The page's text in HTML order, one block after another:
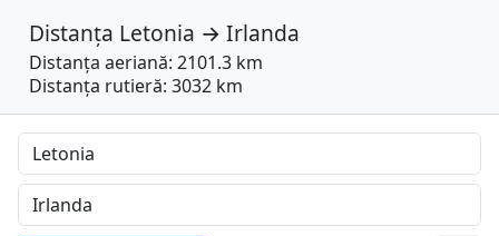
Distanța Letonia → Irlanda
Distanța aeriană: 2101.3 km
Distanța rutieră: 3032 km